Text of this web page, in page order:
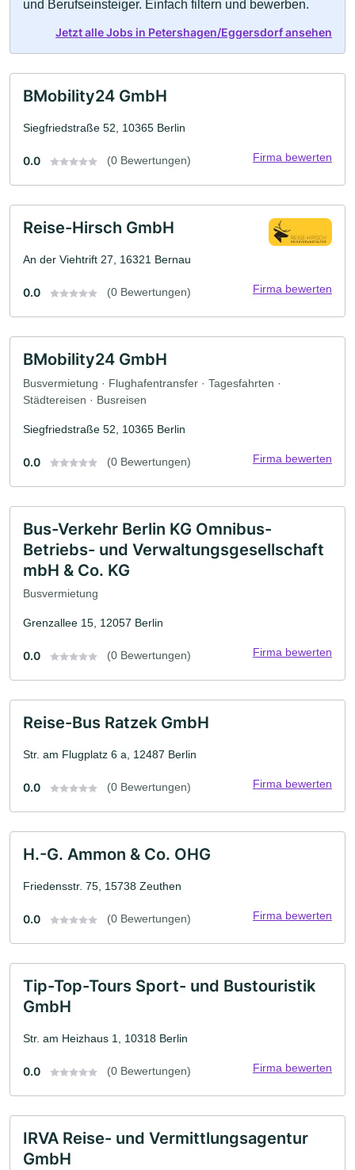
und Berufseinsteiger. Einfach filtern und bewerben.
Jetzt alle Jobs in Petershagen/Eggersdorf ansehen
BMobility24 GmbH
Siegfriedstraße 52, 10365 Berlin
0.0 (0 Bewertungen) Firma bewerten
Reise-Hirsch GmbH
An der Viehtrift 27, 16321 Bernau
0.0 (0 Bewertungen) Firma bewerten
BMobility24 GmbH
Busvermietung · Flughafentransfer · Tagesfahrten ·
Städtereisen · Busreisen
Siegfriedstraße 52, 10365 Berlin
0.0 (0 Bewertungen) Firma bewerten
Bus-Verkehr Berlin KG Omnibus-
Betriebs- und Verwaltungsgesellschaft
mbH & Co. KG
Busvermietung
Grenzallee 15, 12057 Berlin
0.0 (0 Bewertungen) Firma bewerten
Reise-Bus Ratzek GmbH
Str. am Flugplatz 6 a, 12487 Berlin
0.0 (0 Bewertungen) Firma bewerten
H.-G. Ammon & Co. OHG
Friedensstr. 75, 15738 Zeuthen
0.0 (0 Bewertungen) Firma bewerten
Tip-Top-Tours Sport- und Bustouristik
GmbH
Str. am Heizhaus 1, 10318 Berlin
0.0 (0 Bewertungen) Firma bewerten
IRVA Reise- und Vermittlungsagentur
GmbH